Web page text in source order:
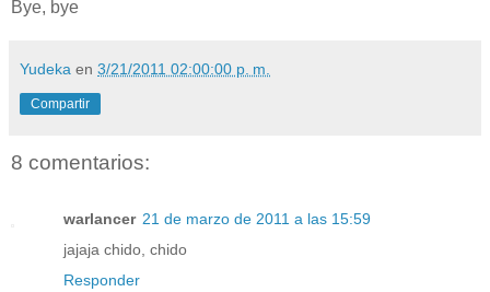
Bye, bye
Yudeka en 3/21/2011 02:00:00 p. m.
Compartir
8 comentarios:
warlancer 21 de marzo de 2011 a las 15:59
jajaja chido, chido
Responder